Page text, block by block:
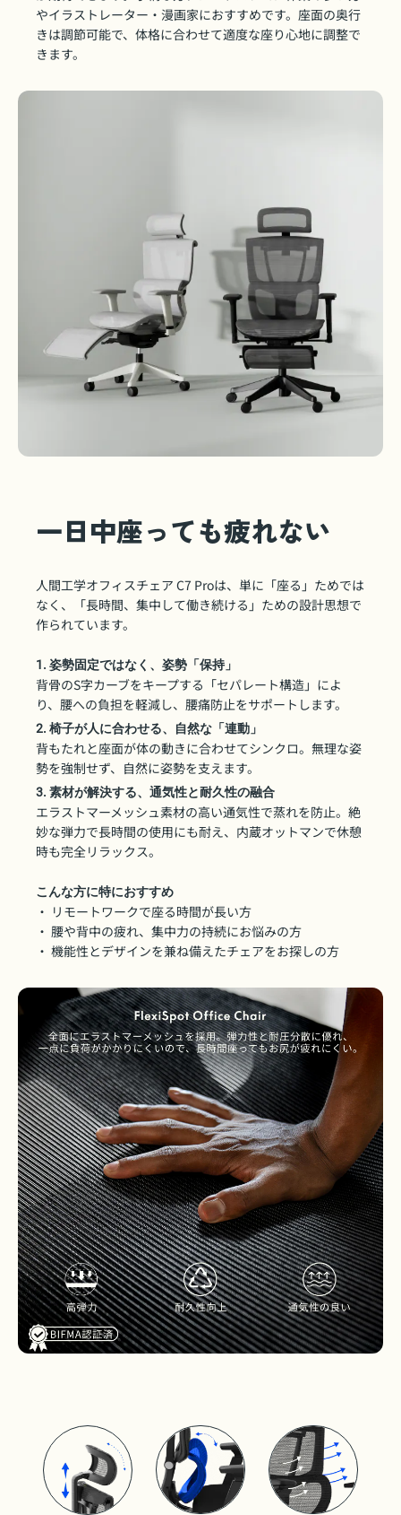
やイラストレーター・漫画家におすすめです。座面の奥行
きは調節可能で、体格に合わせて適度な座り心地に調整で
きます。
一日中座っても疲れない
人間工学オフィスチェア C7 Proは、単に「座る」ためでは
なく、「長時間、集中して働き続ける」ための設計思想で
作られています。
1. 姿勢固定ではなく、姿勢「保持」
背骨のS字カーブをキープする「セパレート構造」によ
り、腰への負担を軽減し、腰痛防止をサポートします。
2. 椅子が人に合わせる、自然な「連動」
背もたれと座面が体の動きに合わせてシンクロ。無理な姿
勢を強制せず、自然に姿勢を支えます。
3. 素材が解決する、通気性と耐久性の融合
エラストマーメッシュ素材の高い通気性で蒸れを防止。絶
妙な弾力で長時間の使用にも耐え、内蔵オットマンで休憩
時も完全リラックス。
こんな方に特におすすめ
・ リモートワークで座る時間が長い方
・ 腰や背中の疲れ、集中力の持続にお悩みの方
・ 機能性とデザインを兼ね備えたチェアをお探しの方